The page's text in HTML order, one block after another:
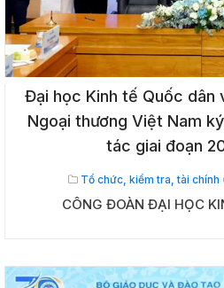
Đại học Kinh tế Quốc dân
Ngoại thương Việt Nam
tác giai đoạn
Tổ chức, kiểm tra, tài chính
CÔNG ĐOÀN ĐẠI HỌC